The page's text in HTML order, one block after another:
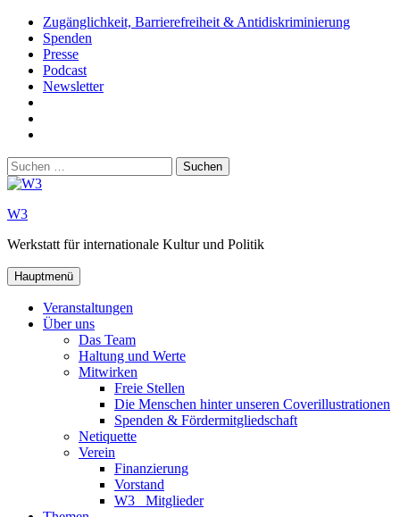
Zum
Inhalt
springen
Zugänglichkeit, Barrierefreiheit & Antidiskriminierung
Spenden
Presse
Podcast
Newsletter
Youtube
Suchen
nach:
W3
Werkstatt für internationale Kultur und Politik
Hauptmenü
Veranstaltungen
Über uns
Das Team
Haltung und Werte
Mitwirken
Freie Stellen
Die Menschen hinter unseren Coverillustrationen
Spenden & Fördermitgliedschaft
Netiquette
Verein
Finanzierung
Vorstand
W3_ Mitglieder